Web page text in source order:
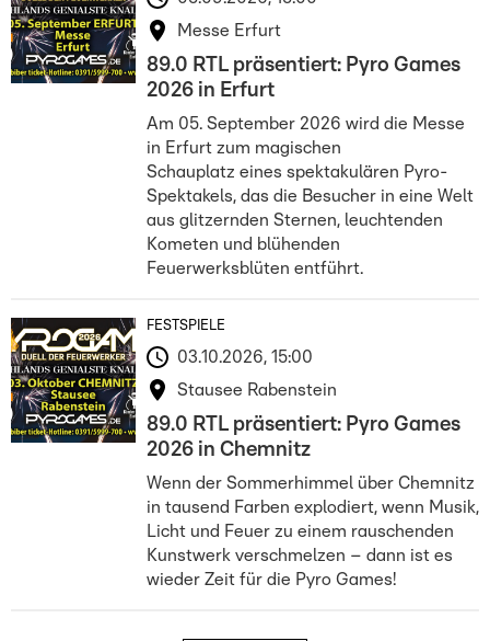
Messe Erfurt
89.0 RTL präsentiert: Pyro Games
2026 in Erfurt
Am 05. September 2026 wird die Messe
in Erfurt zum magischen
Schauplatz eines spektakulären Pyro-
Spektakels, das die Besucher in eine Welt
aus glitzernden Sternen, leuchtenden
Kometen und blühenden
Feuerwerksblüten entführt.
FESTSPIELE
03.10.2026, 15:00
Stausee Rabenstein
89.0 RTL präsentiert: Pyro Games
2026 in Chemnitz
Wenn der Sommerhimmel über Chemnitz
in tausend Farben explodiert, wenn Musik,
Licht und Feuer zu einem rauschenden
Kunstwerk verschmelzen – dann ist es
wieder Zeit für die Pyro Games!